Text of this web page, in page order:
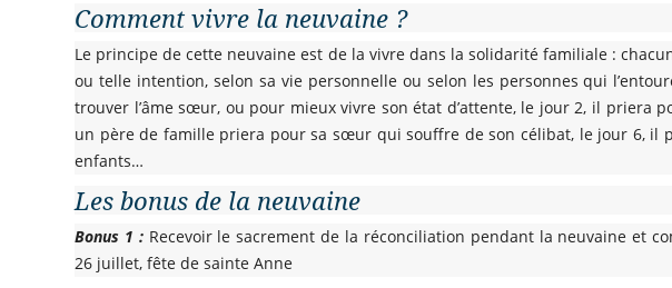
Comment vivre la neuvaine ?
Le principe de cette neuvaine est de la vivre dans la solidarité familiale :
ou telle intention, selon sa vie personnelle ou selon les personnes qui
trouver l’âme sœur, ou pour mieux vivre son état d’attente, le jour 2, il priera
un père de famille priera pour sa sœur qui souffre de son célibat, le jour 6, il
enfants…
Les bonus de la neuvaine
Bonus 1 :Recevoir le sacrement de la réconciliation pendant la neuvaine et
26 juillet, fête de sainte Anne